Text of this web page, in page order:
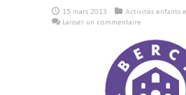
15 mars 2013
Activités enfants
Laisser un commentaire